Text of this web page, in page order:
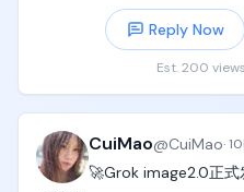
画面：四块方形浮块
动作：她从转盘边缘
块。第二块踩偏，浮
幅画圈找平衡，右脚
第三块，最后一跳双脚
台词：「危なっ……！
需要稳定网络体验的
Reply Now
Est. 200
CuiMao@CuiMao·
🚀Grok image2.0正式